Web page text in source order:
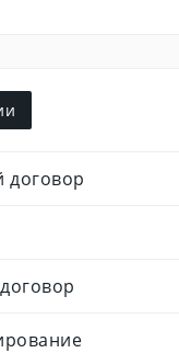
договор